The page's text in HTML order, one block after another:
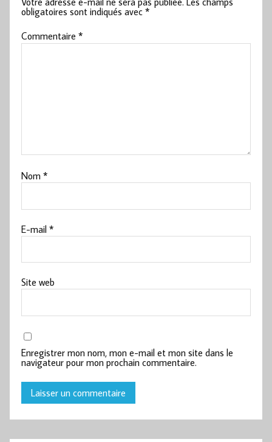
obligatoires sont indiqués avec*
Commentaire*
Nom*
E-mail*
Site web
Enregistrer mon nom, mon e-mail et mon site dans le
navigateur pour mon prochain commentaire.